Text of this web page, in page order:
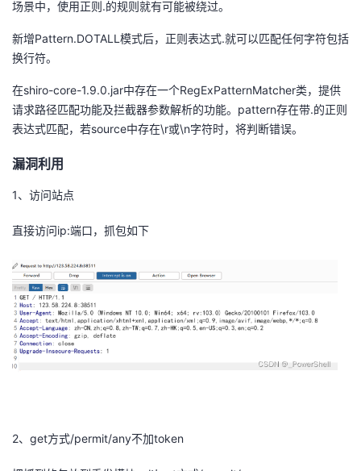
者
学
堂
我
的
我
证
实
验
的
收
支
持
我
的
技
术
持
我
的
云
建
议
场景中，使用正则.的规则就有可能被绕过。
新增Pattern.DOTALL模式后，正则表达式.就可以匹配任何字符包括
换行符。
在shiro-core-1.9.0.jar中存在一个RegExPatternMatcher类，提供
请求路径匹配功能及拦截器参数解析的功能。pattern存在带.的正则
表达式匹配，若source中存在\r或\n字符时，将判断错误。
漏洞利用
1、访问站点
直接访问ip:端口，抓包如下
2、get方式/permit/any不加token